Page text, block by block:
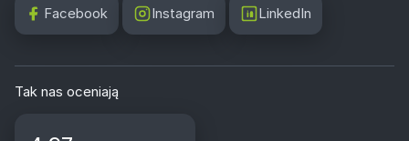
Facebook Instagram LinkedIn
Tak nas oceniają